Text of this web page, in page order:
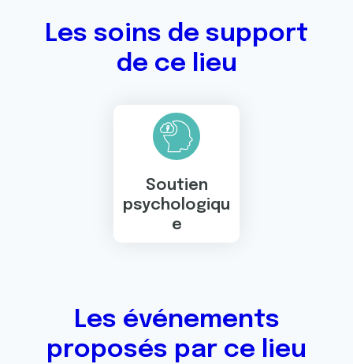
Les soins de support
de ce lieu
Soutien
psychologiqu
e
Les événements
proposés par ce lieu